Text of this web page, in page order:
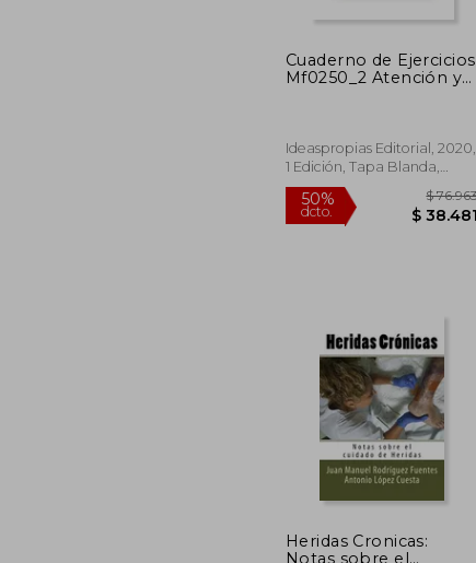
50%
Cuaderno de Ejercicios
Mf0250_2 Atención y
Ideaspropias Editorial, 2020,
1 Edición, Tapa Blanda,
Nuevo
Heridas Cronicas:
Notas sobre el